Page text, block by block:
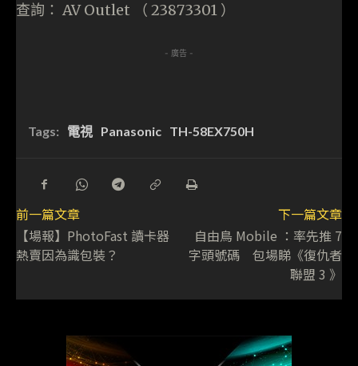
查詢： AV Outlet （ 23873301 ）
- 廣告 -
Tags: 電視 Panasonic TH-58EX750H
前一篇文章
【場報】PhotoFast 讀卡器
熱賣因為識包裝？
下一篇文章
自由鳥 Mobile ：率先推 7
字頭號碼 包場睇《復仇者
聯盟 3 》